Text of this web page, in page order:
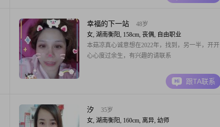
幸福的下一站
48岁
女, 湖南衡阳, 158cm, 丧偶, 自由职业
本菇凉真心诚意想在2022年，找到，另一半，开开
心心度过余生，有兴趣的请联系
跟TA联系
汐
35岁
女, 湖南衡阳, 160cm, 离异, 幼师